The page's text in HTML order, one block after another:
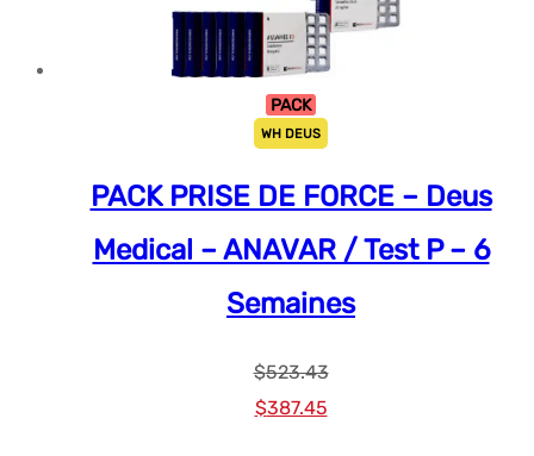
PACK
WH DEUS
PACK PRISE DE FORCE – Deus
Medical – ANAVAR / Test P – 6
Semaines
$523.43
Le
$387.45Le